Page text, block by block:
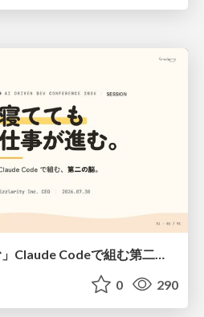
0 290